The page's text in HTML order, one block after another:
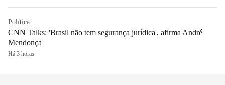
Política
CNN Talks: 'Brasil não tem segurança jurídica', afirma André
Mendonça
Há 3 horas